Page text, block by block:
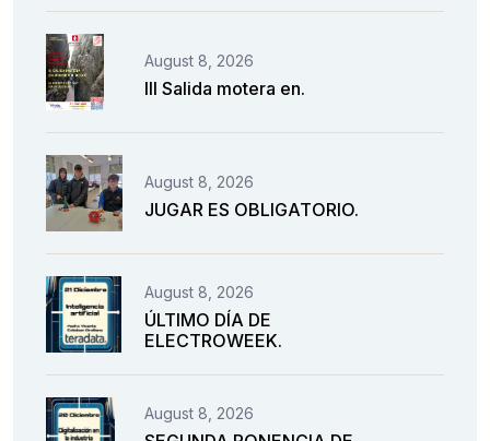
August 8, 2026
III Salida motera en.
August 8, 2026
JUGAR ES OBLIGATORIO.
August 8, 2026
ÚLTIMO DÍA DE
ELECTROWEEK.
August 8, 2026